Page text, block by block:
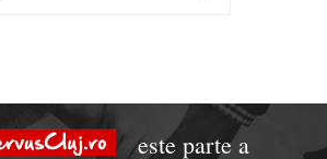
este parte a